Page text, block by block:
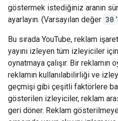
göstermek istediğiniz aranın
ayarlayın. (Varsayılan değer 30
Bu sırada YouTube, reklam
yayını izleyen tüm izleyiciler
oynatmaya çalışır. Bir reklamın
reklamın kullanılabilirliği ve
geçmişi gibi çeşitli faktörlere
gösterilen izleyiciler, reklam
geri döner. Reklam